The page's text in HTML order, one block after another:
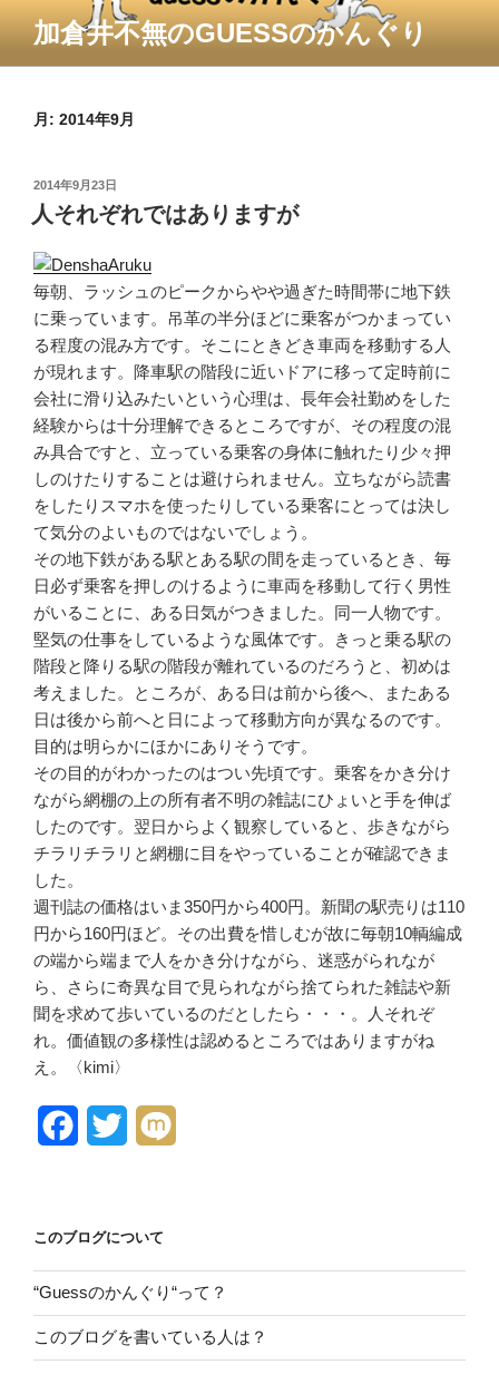
テ
加倉井不無のGUESSのかんぐり
月: 2014年9月
投
稿
日:
2014年9月23日
人それぞれではありますが
毎朝、ラッシュのピークからやや過ぎた時間帯に地下鉄
に乗っています。吊革の半分ほどに乗客がつかまってい
る程度の混み方です。そこにときどき車両を移動する人
が現れます。降車駅の階段に近いドアに移って定時前に
会社に滑り込みたいという心理は、長年会社勤めをした
経験からは十分理解できるところですが、その程度の混
み具合ですと、立っている乗客の身体に触れたり少々押
しのけたりすることは避けられません。立ちながら読書
をしたりスマホを使ったりしている乗客にとっては決し
て気分のよいものではないでしょう。
その地下鉄がある駅とある駅の間を走っているとき、毎
日必ず乗客を押しのけるように車両を移動して行く男性
がいることに、ある日気がつきました。同一人物です。
堅気の仕事をしているような風体です。きっと乗る駅の
階段と降りる駅の階段が離れているのだろうと、初めは
考えました。ところが、ある日は前から後へ、またある
日は後から前へと日によって移動方向が異なるのです。
目的は明らかにほかにありそうです。
その目的がわかったのはつい先頃です。乗客をかき分け
ながら網棚の上の所有者不明の雑誌にひょいと手を伸ば
したのです。翌日からよく観察していると、歩きながら
チラリチラリと網棚に目をやっていることが確認できま
した。
週刊誌の価格はいま350円から400円。新聞の駅売りは110
円から160円ほど。その出費を惜しむが故に毎朝10輌編成
の端から端まで人をかき分けながら、迷惑がられなが
ら、さらに奇異な目で見られながら捨てられた雑誌や新
聞を求めて歩いているのだとしたら・・・。人それぞ
れ。価値観の多様性は認めるところではありますがね
え。〈kimi〉
e
b
o
o
t
t
r
このブログについて
“Guessのかんぐり“って？
このブログを書いている人は？